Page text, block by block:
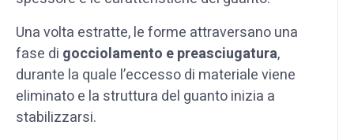
Una volta estratte, le forme attraversano una
fase di gocciolamento e preasciugatura,
durante la quale l’eccesso di materiale viene
eliminato e la struttura del guanto inizia a
stabilizzarsi.